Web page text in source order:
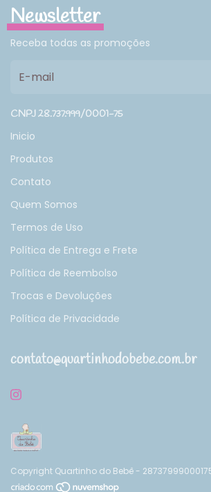
Newsletter
Receba todas as promoções
CNPJ 28.737.999/0001-75
Inicio
Produtos
Contato
Quem Somos
Termos de Uso
Política de Entrega e Frete
Política de Reembolso
Trocas e Devoluções
Política de Privacidade
contato@quartinhodobebe.com.br
Copyright Quartinho do Bebê -